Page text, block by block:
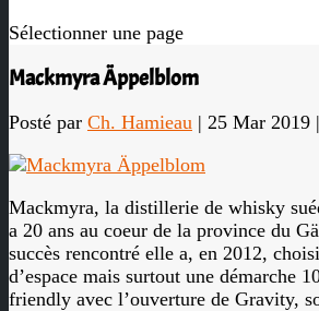
Sélectionner une page
Mackmyra Äppelblom
Posté par Ch. Hamieau | 25 Mar 2019 |
Mackmyra, la distillerie de whisky
a 20 ans au coeur de la province du
succès rencontré elle a, en 2012,
d’espace mais surtout une démarche
friendly avec l’ouverture de Gravity,